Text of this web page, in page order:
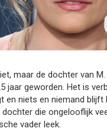
maar de dochter van
jaar geworden. Het is
en niets en niemand blijft
die ongelooflijk
vader leek.